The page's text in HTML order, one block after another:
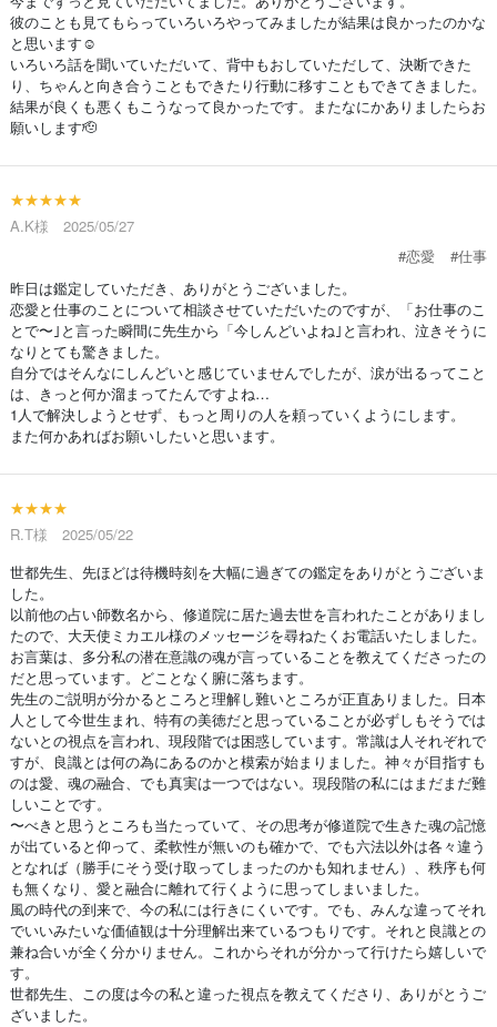
彼のことも見てもらっていろいろやってみましたが結果は良かったのかな
と思います☺️
いろいろ話を聞いていただいて、背中もおしていただして、決断できた
り、ちゃんと向き合うこともできたり行動に移すこともできてきました。
結果が良くも悪くもこうなって良かったです。またなにかありましたらお
願いします🫡
★★★★★
A.K様 2025/05/27
#恋愛
#仕事
昨日は鑑定していただき、ありがとうございました。
恋愛と仕事のことについて相談させていただいたのですが、「お仕事のこ
とで〜｣と言った瞬間に先生から「今しんどいよね｣と言われ、泣きそうに
なりとても驚きました。
自分ではそんなにしんどいと感じていませんでしたが、涙が出るってこと
は、きっと何か溜まってたんですよね…
1人で解決しようとせず、もっと周りの人を頼っていくようにします。
また何かあればお願いしたいと思います。
★★★★
R.T様 2025/05/22
世都先生、先ほどは待機時刻を大幅に過ぎての鑑定をありがとうございま
した。
以前他の占い師数名から、修道院に居た過去世を言われたことがありまし
たので、大天使ミカエル様のメッセージを尋ねたくお電話いたしました。
お言葉は、多分私の潜在意識の魂が言っていることを教えてくださったの
だと思っています。どことなく腑に落ちます。
先生のご説明が分かるところと理解し難いところが正直ありました。日本
人として今世生まれ、特有の美徳だと思っていることが必ずしもそうでは
ないとの視点を言われ、現段階では困惑しています。常識は人それぞれで
すが、良識とは何の為にあるのかと模索が始まりました。神々が目指すも
のは愛、魂の融合、でも真実は一つではない。現段階の私にはまだまだ難
しいことです。
〜べきと思うところも当たっていて、その思考が修道院で生きた魂の記憶
が出ていると仰って、柔軟性が無いのも確かで、でも六法以外は各々違う
となれば（勝手にそう受け取ってしまったのかも知れません）、秩序も何
も無くなり、愛と融合に離れて行くように思ってしまいました。
風の時代の到来で、今の私には行きにくいです。でも、みんな違ってそれ
でいいみたいな価値観は十分理解出来ているつもりです。それと良識との
兼ね合いが全く分かりません。これからそれが分かって行けたら嬉しいで
す。
世都先生、この度は今の私と違った視点を教えてくださり、ありがとうご
ざいました。